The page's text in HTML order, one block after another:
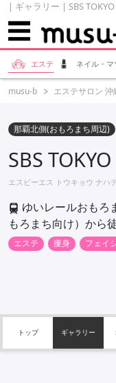
| ギャラリー | SBS
エステ ネイル・マ
musu-b エステサロン
那覇北側(おもろまち周辺)
SBS
エスビーエス トウキョウ ナハ
ゆいレールおも
もろまち向け）から
エステ 痩身 フェイ
トップ ギャラリー